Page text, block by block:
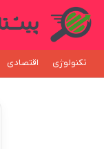
تکنولوژی اقتصادی